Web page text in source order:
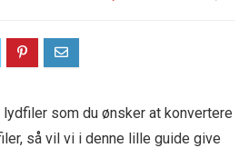
som du ønsker at konvertere
så vil vi i denne lille guide give